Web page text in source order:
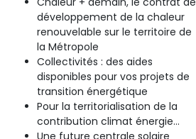
développement de la chaleur
renouvelable sur le territoire de
la Métropole
Collectivités : des aides
disponibles pour vos projets de
transition énergétique
Pour la territorialisation de la
contribution climat énergie…
Une future centrale solaire